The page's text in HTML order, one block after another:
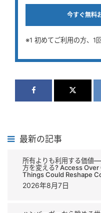
今すぐ無料
※1 初めてご利用の方、1
最新の記事
所有よりも利用する価値
方を変える? Access
Things Could Reshape
2026年8月7日